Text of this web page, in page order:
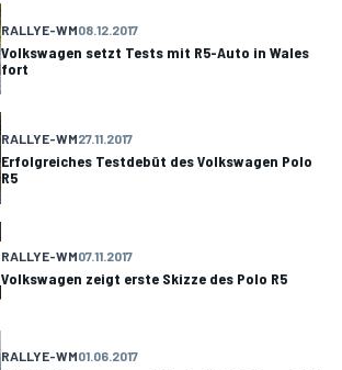
RALLYE-WM08.12.2017
Volkswagen setzt Tests mit R5-Auto in Wales
fort
RALLYE-WM27.11.2017
Erfolgreiches Testdebüt des Volkswagen Polo
R5
RALLYE-WM07.11.2017
Volkswagen zeigt erste Skizze des Polo R5
RALLYE-WM01.06.2017